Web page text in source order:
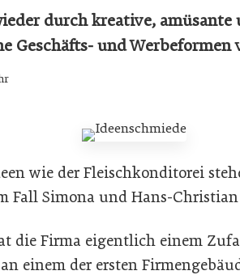
durch kreative, amüsante
Geschäfts- und Werbeformen
wie der Fleischkonditorei
Fall Simona und Hans-Christian
die Firma eigentlich einem
einem der ersten